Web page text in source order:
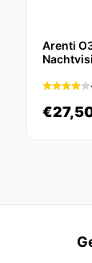
Arenti